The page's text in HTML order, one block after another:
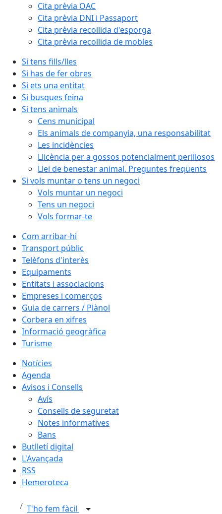
Cita prèvia OAC
Cita prèvia DNI i Passaport
Cita prèvia recollida d'esporga
Cita prèvia recollida de mobles
Si tens fills/lles
Si has de fer obres
Si ets una entitat
Si busques feina
Si tens animals
Cens municipal
Els animals de companyia, una responsabilitat
Les incidències
Llicència per a gossos potencialment perillosos
Llei de benestar animal. Preguntes freqüents
Si vols muntar o tens un negoci
Vols muntar un negoci
Tens un negoci
Vols formar-te
Com arribar-hi
Transport públic
Telèfons d'interès
Equipaments
Entitats i associacions
Empreses i comerços
Guia de carrers / Plànol
Corbera en xifres
Informació geogràfica
Turisme
Notícies
Agenda
Avisos i Consells
Avís
Consells de seguretat
Notes informatives
Bans
Butlletí digital
L'Avançada
RSS
Hemeroteca
T'ho fem fàcil